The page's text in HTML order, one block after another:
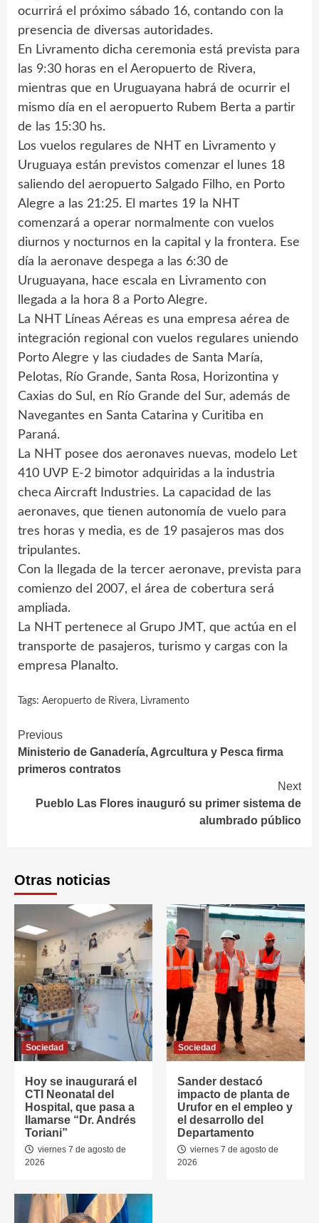
ocurrirá el próximo sábado 16, contando con la
presencia de diversas autoridades.
En Livramento dicha ceremonia está prevista para
las 9:30 horas en el Aeropuerto de Rivera,
mientras que en Uruguayana habrá de ocurrir el
mismo día en el aeropuerto Rubem Berta a partir
de las 15:30 hs.
Los vuelos regulares de NHT en Livramento y
Uruguaya están previstos comenzar el lunes 18
saliendo del aeropuerto Salgado Filho, en Porto
Alegre a las 21:25. El martes 19 la NHT
comenzará a operar normalmente con vuelos
diurnos y nocturnos en la capital y la frontera. Ese
día la aeronave despega a las 6:30 de
Uruguayana, hace escala en Livramento con
llegada a la hora 8 a Porto Alegre.
La NHT Líneas Aéreas es una empresa aérea de
integración regional con vuelos regulares uniendo
Porto Alegre y las ciudades de Santa María,
Pelotas, Río Grande, Santa Rosa, Horizontina y
Caxias do Sul, en Río Grande del Sur, además de
Navegantes en Santa Catarina y Curitiba en
Paraná.
La NHT posee dos aeronaves nuevas, modelo Let
410 UVP E-2 bimotor adquiridas a la industria
checa Aircraft Industries. La capacidad de las
aeronaves, que tienen autonomía de vuelo para
tres horas y media, es de 19 pasajeros mas dos
tripulantes.
Con la llegada de la tercer aeronave, prevista para
comienzo del 2007, el área de cobertura será
ampliada.
La NHT pertenece al Grupo JMT, que actúa en el
transporte de pasajeros, turismo y cargas con la
empresa Planalto.
Tags: Aeropuerto de Rivera, Livramento
Continue
Reading
Previous
Ministerio de Ganadería, Agrcultura y Pesca firma
primeros contratos
Next
Pueblo Las Flores inauguró su primer sistema de
alumbrado público
Otras noticias
Sociedad
Hoy se inaugurará el
CTI Neonatal del
Hospital, que pasa a
llamarse “Dr. Andrés
Toriani”
viernes 7 de agosto de
2026
Sociedad
Sander destacó
impacto de planta de
Urufor en el empleo y
el desarrollo del
Departamento
viernes 7 de agosto de
2026